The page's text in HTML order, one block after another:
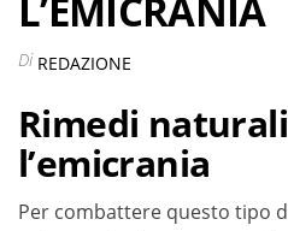
L’EMICRANIA
Di REDAZIONE
Rimedi
l’emicrania
Per combattere questo tipo